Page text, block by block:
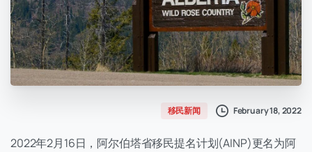
移民新闻 February 18, 2022
2022年2月16日，阿尔伯塔省移民提名计划(AINP)更名为阿